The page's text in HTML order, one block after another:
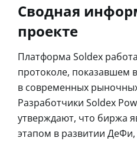
Сводная
проекте
Платформа Soldex
протоколе, показавшем
в современных
Разработчики Soldex
утверждают, что биржа
этапом в развитии